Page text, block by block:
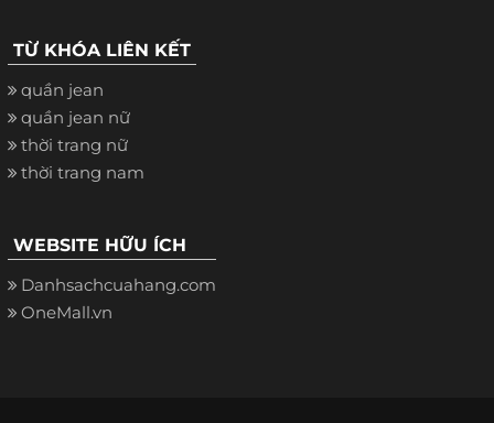
TỪ KHÓA LIÊN KẾT
quần jean
quần jean nữ
thời trang nữ
thời trang nam
WEBSITE HỮU ÍCH
Danhsachcuahang.com
OneMall.vn